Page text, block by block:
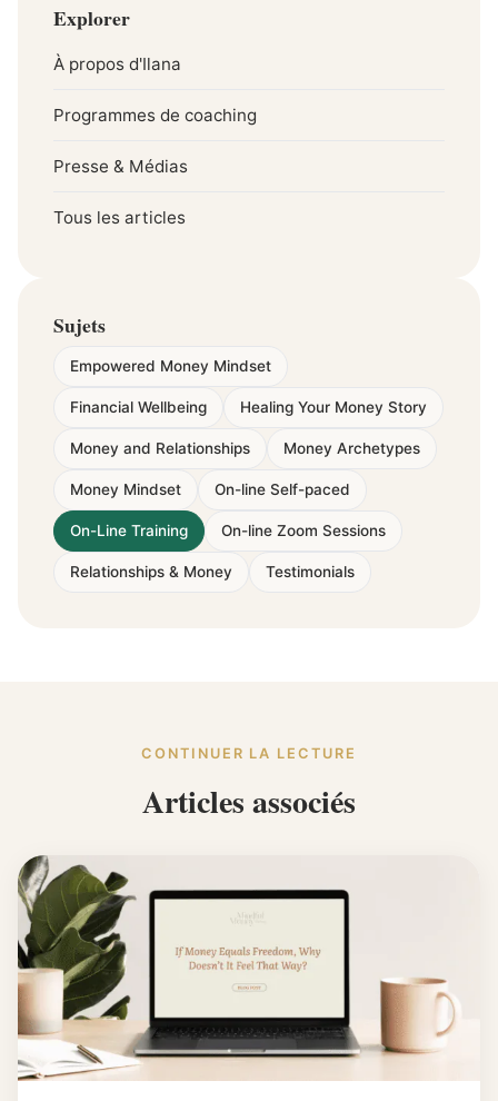
Explorer
À propos d'Ilana
Programmes de coaching
Presse & Médias
Tous les articles
Sujets
Empowered Money Mindset
Financial Wellbeing Healing Your Money Story
Money and Relationships Money Archetypes
Money Mindset On-line Self-paced
On-Line Training On-line Zoom Sessions
Relationships & Money Testimonials
CONTINUER LA LECTURE
Articles associés